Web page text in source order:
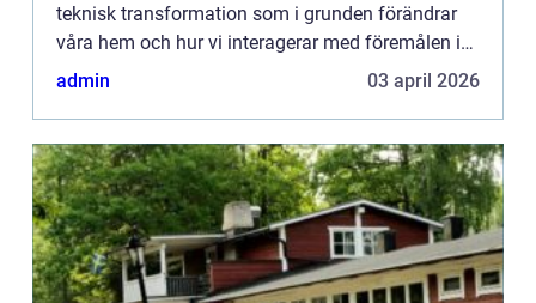
teknisk transformation som i grunden förändrar
våra hem och hur vi interagerar med föremålen i
dem. Små minnen, ofta int...
admin 03 april 2026